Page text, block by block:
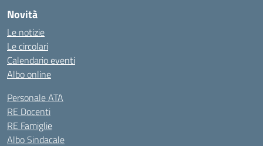
Novità
Le notizie
Le circolari
Calendario eventi
Albo online
Personale ATA
RE Docenti
RE Famiglie
Albo Sindacale